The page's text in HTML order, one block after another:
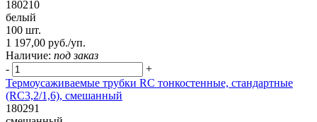
180210
белый
100 шт.
1 197,00 руб./уп.
Наличие: под заказ
-
+
Термоусаживаемые трубки RC тонкостенные, стандартные
(RC3,2/1,6), смешанный
180291